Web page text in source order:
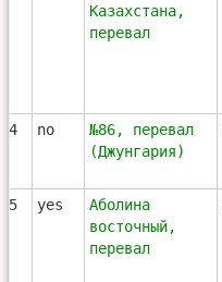
Казахстана,
перевал
24 no
№86, перевал
(Джунгария)
25 yes
Аболина
восточный,
перевал